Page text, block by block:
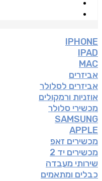
IPHONE
IPAD
MAC
אביזרים
אביזרים לסלולר
אוזניות ורמקולים
מכשירי סלולר
SAMSUNG
APPLE
מכשירים זאפ
מכשירים יד 2
שירותי מעבדה
כבלים ומתאמים